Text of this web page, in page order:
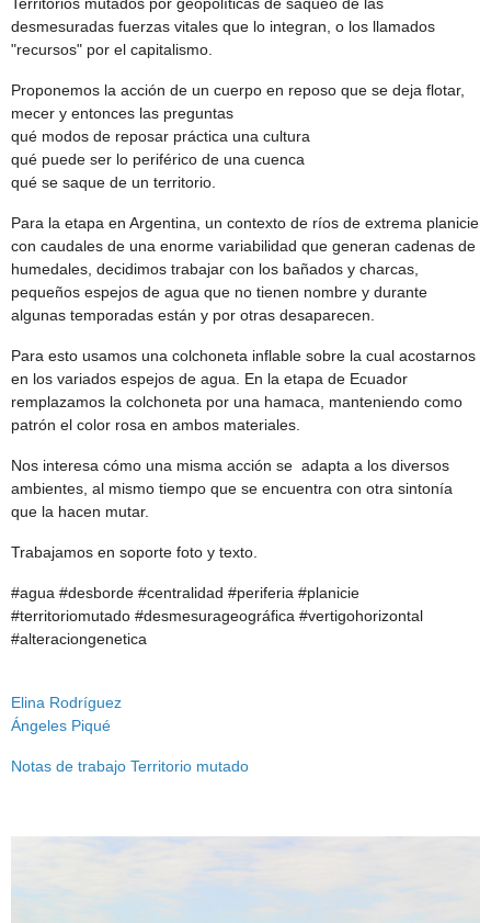
desmesuradas fuerzas vitales que lo integran, o los llamados
"recursos" por el capitalismo.
Proponemos la acción de un cuerpo en reposo que se deja flotar,
mecer y entonces las preguntas
qué modos de reposar práctica una cultura
qué puede ser lo periférico de una cuenca
qué se saque de un territorio.
Para la etapa en Argentina, un contexto de ríos de extrema planicie
con caudales de una enorme variabilidad que generan cadenas de
humedales, decidimos trabajar con los bañados y charcas,
pequeños espejos de agua que no tienen nombre y durante
algunas temporadas están y por otras desaparecen.
Para esto usamos una colchoneta inflable sobre la cual acostarnos
en los variados espejos de agua. En la etapa de Ecuador
remplazamos la colchoneta por una hamaca, manteniendo como
patrón el color rosa en ambos materiales.
Nos interesa cómo una misma acción se adapta a los diversos
ambientes, al mismo tiempo que se encuentra con otra sintonía
que la hacen mutar.
Trabajamos en soporte foto y texto.
#agua #desborde #centralidad #periferia #planicie
#territoriomutado #desmesurageográfica #vertigohorizontal
#alteraciongenetica
Elina Rodríguez
Ángeles Piqué
Notas de trabajo Territorio mutado